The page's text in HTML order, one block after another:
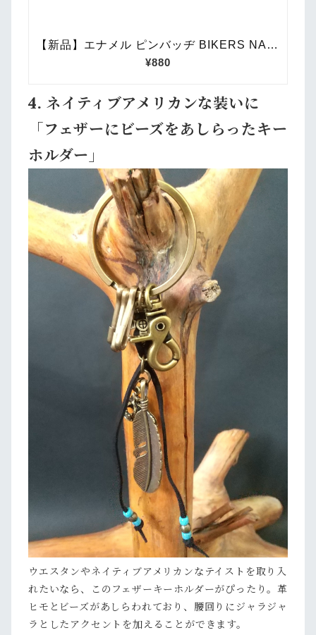
4. ネイティブアメリカンな装いに
「フェザーにビーズをあしらったキー
ホルダー」
ウエスタンやネイティブアメリカンなテイストを取り入
れたいなら、このフェザーキーホルダーがぴったり。革
ヒモとビーズがあしらわれており、腰回りにジャラジャ
ラとしたアクセントを加えることができます。